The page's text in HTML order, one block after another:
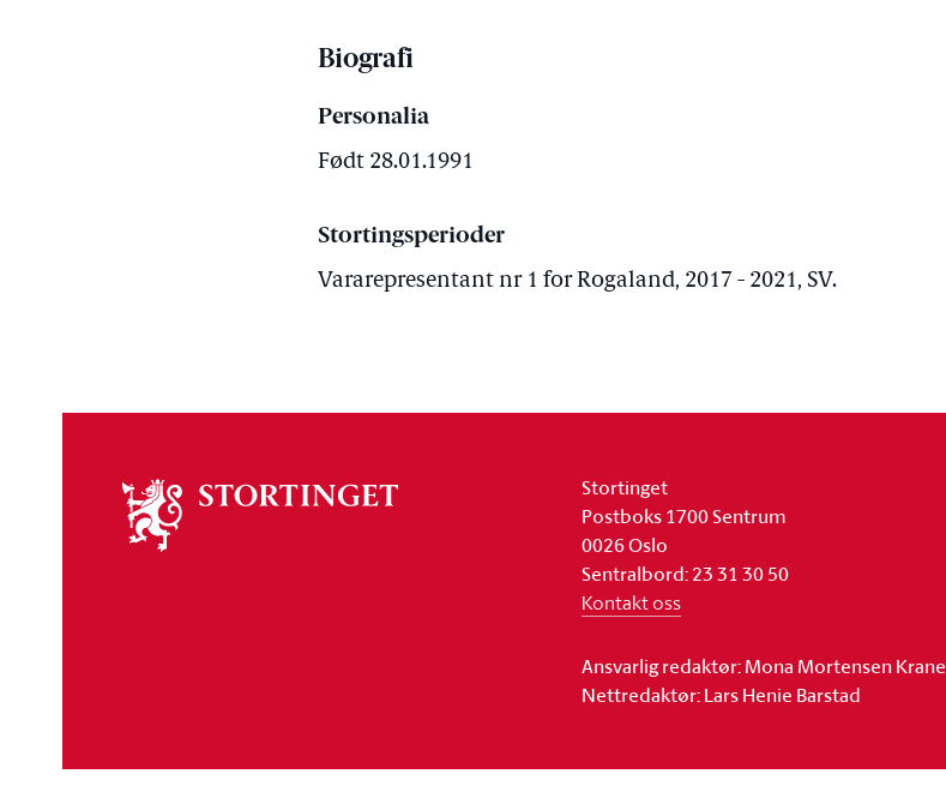
Biografi
Personalia
Født 28.01.1991
Stortingsperioder
Vararepresentant nr 1 for Rogaland, 2017 - 2021, SV.
stortinget
Stortinget
Postboks 1700 Sentrum
0026 Oslo
Sentralbord: 23 31 30 50
Kontakt oss
Ansvarlig redaktør: Mona Mortensen Krane
Nettredaktør: Lars Henie Barstad